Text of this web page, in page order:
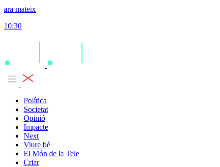
ara mateix
10:30
Política
Societat
Opinió
Impacte
Next
Viure bé
El Món de la Tele
Criar